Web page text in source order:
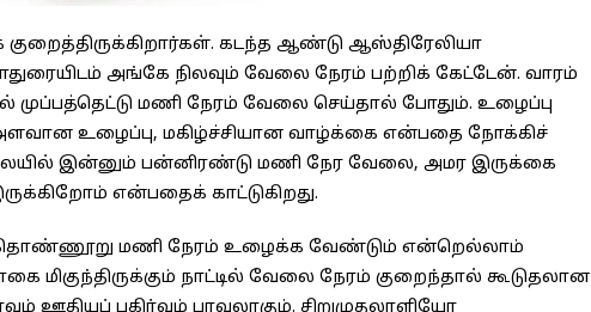
கடந்த ஆண்டு ஆஸ்திரேலியா
அங்கே நிலவும் வேலை நேரம் பற்றிக் கேட்டேன். வாரம்
முப்பத்தெட்டு மணி நேரம் வேலை செய்தால் போதும். உழைப்பு
உழைப்பு, மகிழ்ச்சியான வாழ்க்கை என்பதை நோக்கிச்
இன்னும் பன்னிரண்டு மணி நேர வேலை, அமர இருக்கை
என்பதைக் காட்டுகிறது.
தொண்ணூறு மணி நேரம் உழைக்க வேண்டும் என்றெல்லாம்
நாட்டில் வேலை நேரம் குறைந்தால் கூடுதலான
ஊதியப் பகிர்வும் பரவலாகும். சிறுமுதலாளியோ